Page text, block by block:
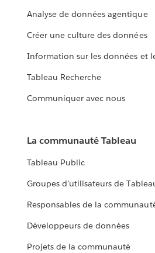
Analyse de données agentique
Créer une culture des données
Information sur les données et
Tableau Recherche
Communiquer avec nous
La communauté Tableau
Tableau Public
Groupes d’utilisateurs de
Responsables de la
Développeurs de données
Projets de la communauté